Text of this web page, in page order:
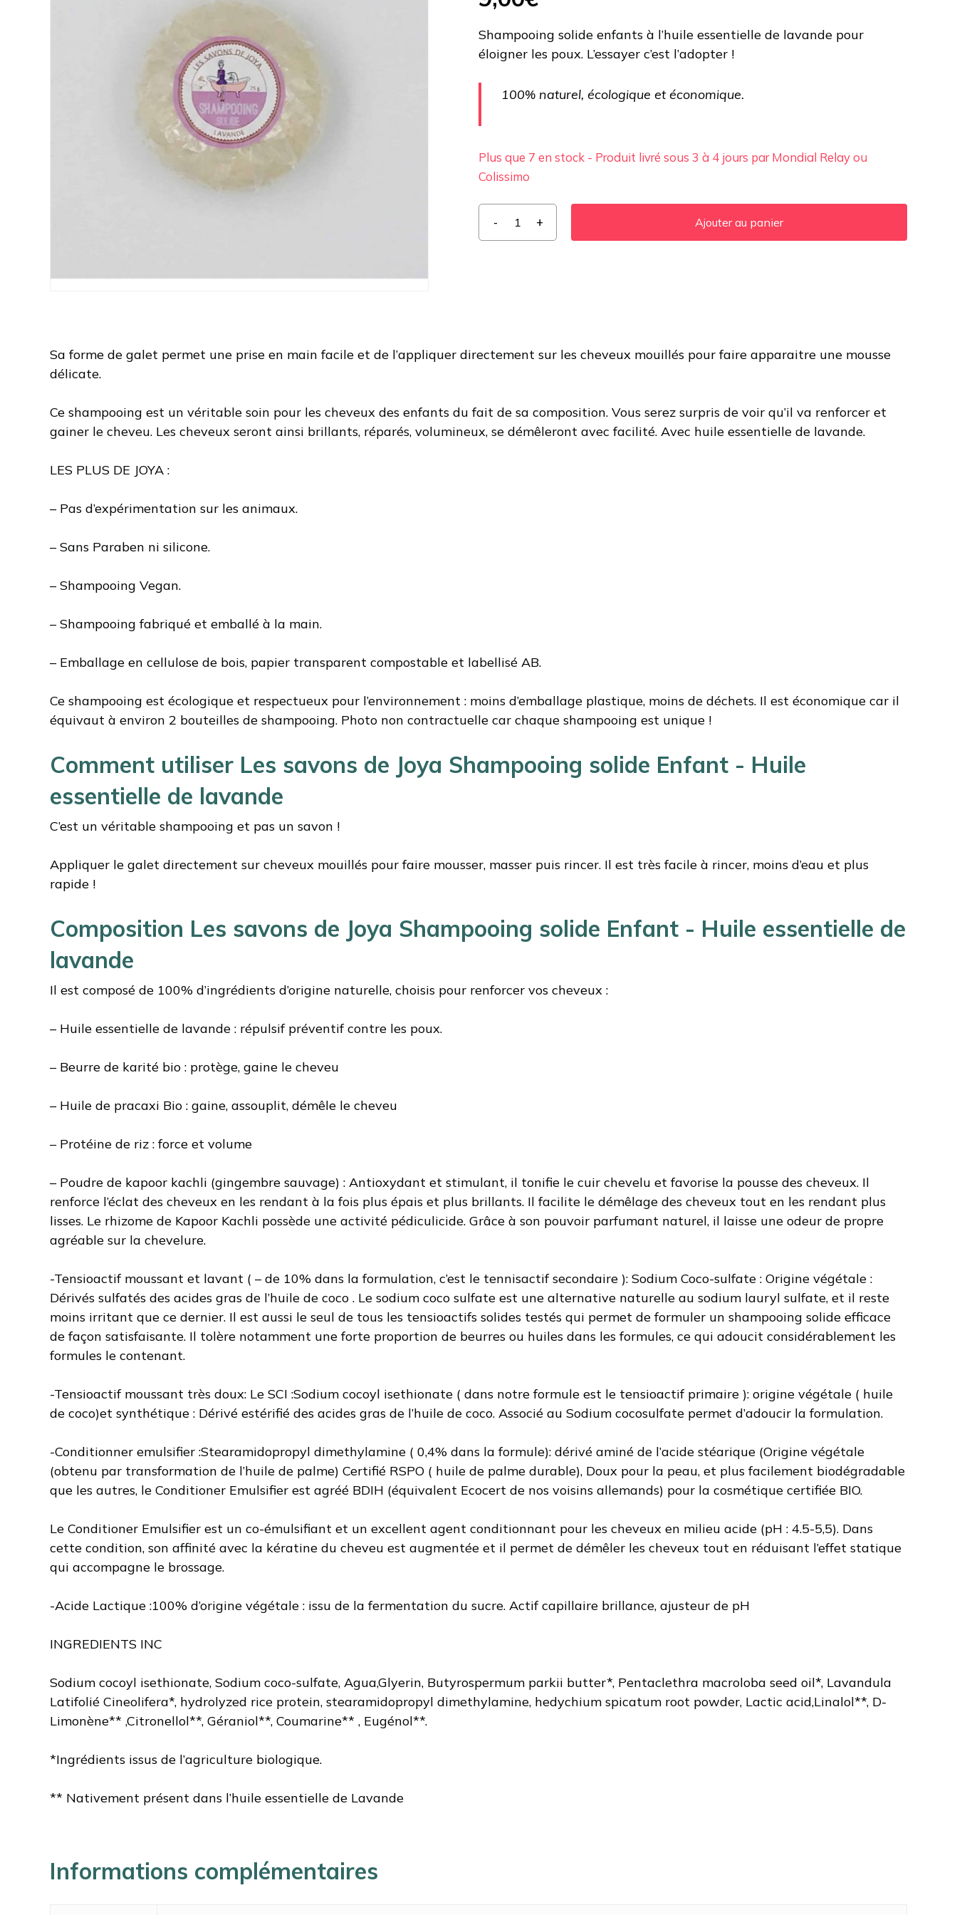
Shampooing solide enfants à l’huile essentielle de lavande pour
éloigner les poux. L’essayer c’est l’adopter !
100% naturel, écologique et économique.
Plus que 7 en stock - Produit livré sous 3 à 4 jours par Mondial Relay ou
Colissimo
Ajouter au panier
Sa forme de galet permet une prise en main facile et de l’appliquer directement sur les cheveux mouillés pour faire apparaitre une mousse
délicate.
Ce shampooing est un véritable soin pour les cheveux des enfants du fait de sa composition. Vous serez surpris de voir qu’il va renforcer et
gainer le cheveu. Les cheveux seront ainsi brillants, réparés, volumineux, se démêleront avec facilité. Avec huile essentielle de lavande.
LES PLUS DE JOYA :
– Pas d’expérimentation sur les animaux.
– Sans Paraben ni silicone.
– Shampooing Vegan.
– Shampooing fabriqué et emballé à la main.
– Emballage en cellulose de bois, papier transparent compostable et labellisé AB.
Ce shampooing est écologique et respectueux pour l’environnement : moins d’emballage plastique, moins de déchets. Il est économique car il
équivaut à environ 2 bouteilles de shampooing. Photo non contractuelle car chaque shampooing est unique !
Comment utiliser Les savons de Joya Shampooing solide Enfant - Huile
essentielle de lavande
C’est un véritable shampooing et pas un savon !
Appliquer le galet directement sur cheveux mouillés pour faire mousser, masser puis rincer. Il est très facile à rincer, moins d’eau et plus
rapide !
Composition Les savons de Joya Shampooing solide Enfant - Huile essentielle de
lavande
Il est composé de 100% d’ingrédients d’origine naturelle, choisis pour renforcer vos cheveux :
– Huile essentielle de lavande : répulsif préventif contre les poux.
– Beurre de karité bio : protège, gaine le cheveu
– Huile de pracaxi Bio : gaine, assouplit, démêle le cheveu
– Protéine de riz : force et volume
– Poudre de kapoor kachli (gingembre sauvage) : Antioxydant et stimulant, il tonifie le cuir chevelu et favorise la pousse des cheveux. Il
renforce l’éclat des cheveux en les rendant à la fois plus épais et plus brillants. Il facilite le démêlage des cheveux tout en les rendant plus
lisses. Le rhizome de Kapoor Kachli possède une activité pédiculicide. Grâce à son pouvoir parfumant naturel, il laisse une odeur de propre
agréable sur la chevelure.
-Tensioactif moussant et lavant ( – de 10% dans la formulation, c’est le tennisactif secondaire ): Sodium Coco-sulfate : Origine végétale :
Dérivés sulfatés des acides gras de l’huile de coco . Le sodium coco sulfate est une alternative naturelle au sodium lauryl sulfate, et il reste
moins irritant que ce dernier. Il est aussi le seul de tous les tensioactifs solides testés qui permet de formuler un shampooing solide efficace
de façon satisfaisante. Il tolère notamment une forte proportion de beurres ou huiles dans les formules, ce qui adoucit considérablement les
formules le contenant.
-Tensioactif moussant très doux: Le SCI :Sodium cocoyl isethionate ( dans notre formule est le tensioactif primaire ): origine végétale ( huile
de coco)et synthétique : Dérivé estérifié des acides gras de l’huile de coco. Associé au Sodium cocosulfate permet d’adoucir la formulation.
-Conditionner emulsifier :Stearamidopropyl dimethylamine ( 0,4% dans la formule): dérivé aminé de l’acide stéarique (Origine végétale
(obtenu par transformation de l’huile de palme) Certifié RSPO ( huile de palme durable), Doux pour la peau, et plus facilement biodégradable
que les autres, le Conditioner Emulsifier est agréé BDIH (équivalent Ecocert de nos voisins allemands) pour la cosmétique certifiée BIO.
Le Conditioner Emulsifier est un co-émulsifiant et un excellent agent conditionnant pour les cheveux en milieu acide (pH : 4.5-5,5). Dans
cette condition, son affinité avec la kératine du cheveu est augmentée et il permet de démêler les cheveux tout en réduisant l’effet statique
qui accompagne le brossage.
-Acide Lactique :100% d’origine végétale : issu de la fermentation du sucre. Actif capillaire brillance, ajusteur de pH
INGREDIENTS INC
Sodium cocoyl isethionate, Sodium coco-sulfate, Agua,Glyerin, Butyrospermum parkii butter*, Pentaclethra macroloba seed oil*, Lavandula
Latifolié Cineolifera*, hydrolyzed rice protein, stearamidopropyl dimethylamine, hedychium spicatum root powder, Lactic acid,Linalol**, D-
Limonène** ,Citronellol**, Géraniol**, Coumarine** , Eugénol**.
*Ingrédients issus de l’agriculture biologique.
** Nativement présent dans l’huile essentielle de Lavande
Informations complémentaires